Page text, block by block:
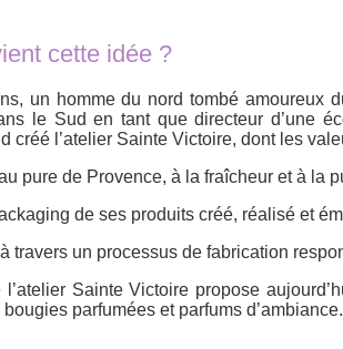
cette idée ?
un homme du nord tombé amoureux
le Sud en tant que directeur d’une
créé l’atelier Sainte Victoire, dont les
pure de Provence, à la fraîcheur et à la
de ses produits créé, réalisé et
travers un processus de fabrication
l’atelier Sainte Victoire propose
parfumées et parfums d’ambiance.